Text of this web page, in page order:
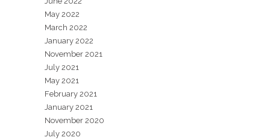
May 2022
March 2022
January 2022
November 2021
July 2021
May 2021
February 2021
January 2021
November 2020
July 2020